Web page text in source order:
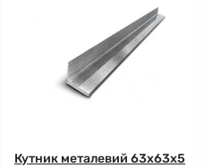
Кутник металевий 63x63x5